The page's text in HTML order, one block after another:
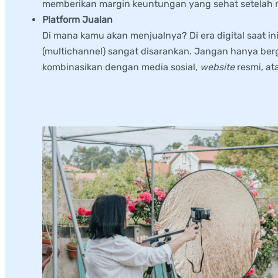
memberikan margin keuntungan yang sehat setelah
Platform Jualan
Di mana kamu akan menjualnya? Di era digital saat
(multichannel) sangat disarankan. Jangan hanya
kombinasikan dengan media sosial, websiteresmi,